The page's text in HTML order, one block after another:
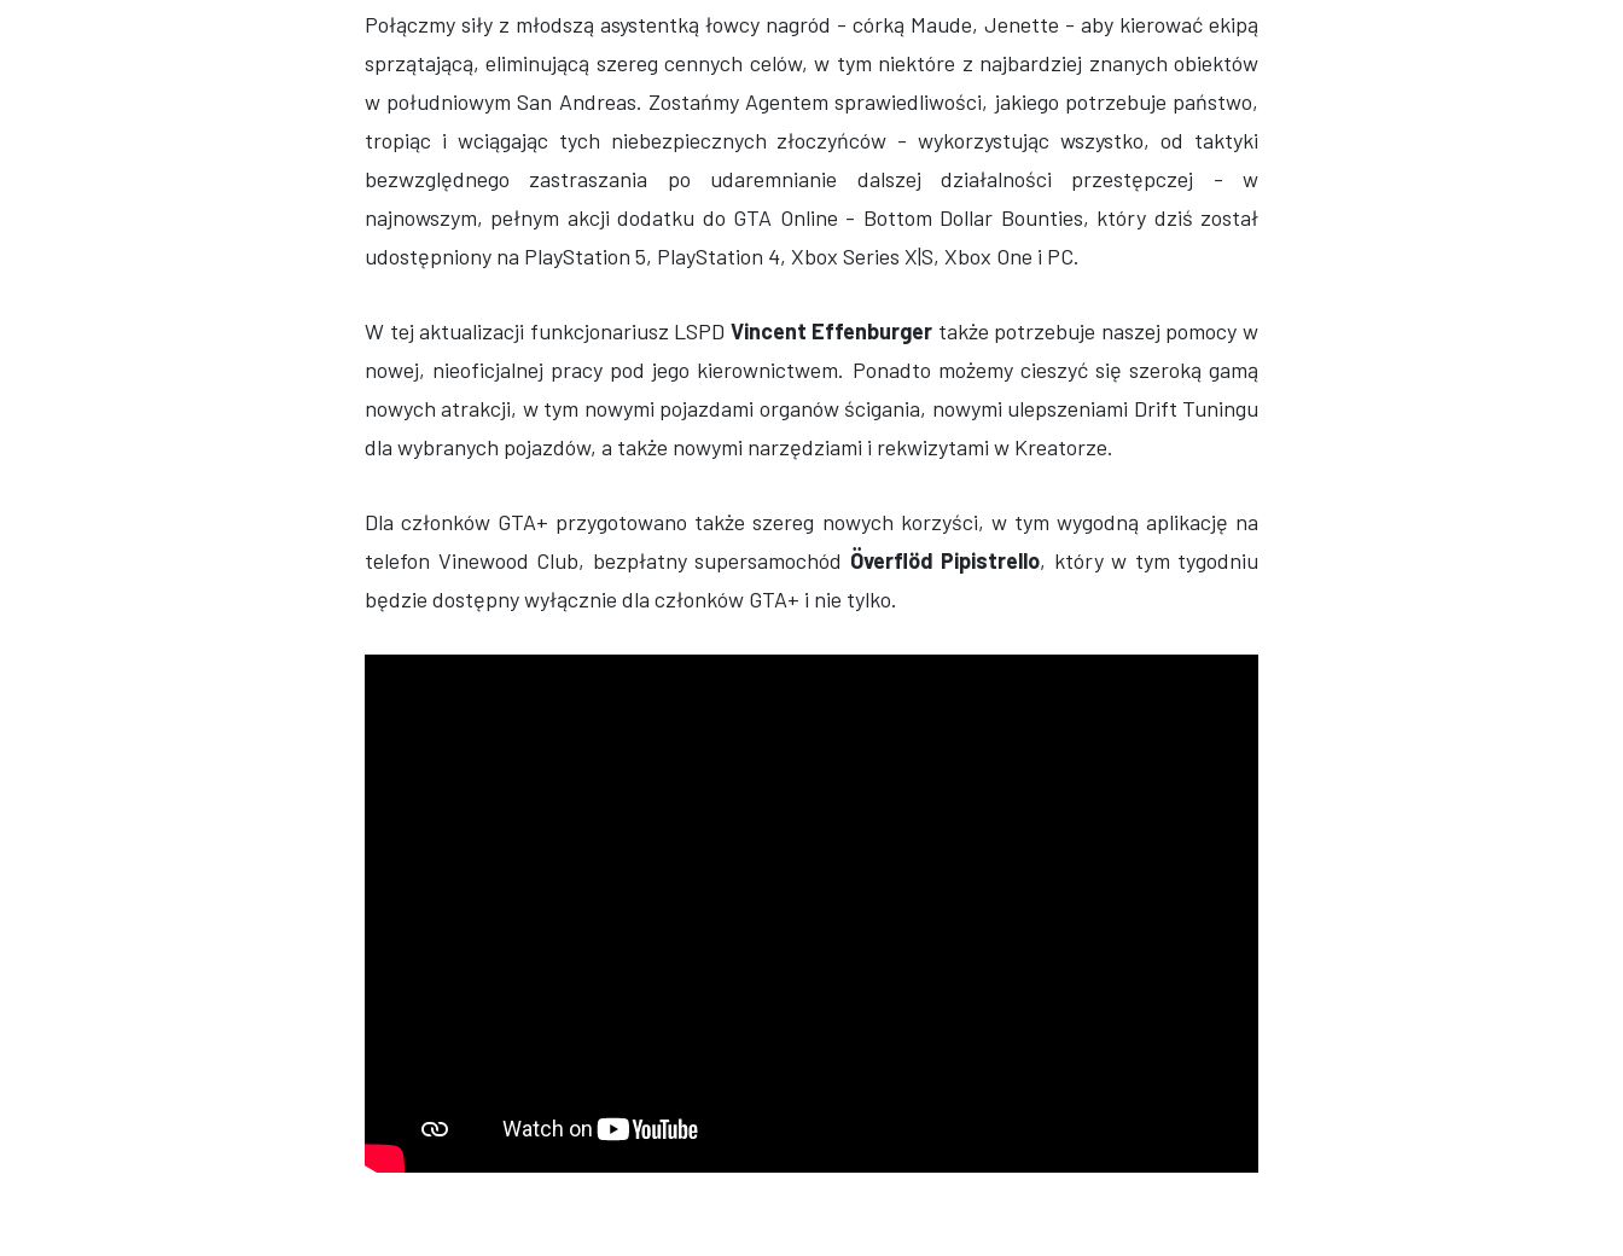
Połączmy siły z młodszą asystentką łowcy nagród - córką Maude, Jenette - aby kierować ekipą
sprzątającą, eliminującą szereg cennych celów, w tym niektóre z najbardziej znanych obiektów
w południowym San Andreas. Zostańmy Agentem sprawiedliwości, jakiego potrzebuje państwo,
tropiąc i wciągając tych niebezpiecznych złoczyńców - wykorzystując wszystko, od taktyki
bezwzględnego zastraszania po udaremnianie dalszej działalności przestępczej - w
najnowszym, pełnym akcji dodatku do GTA Online - Bottom Dollar Bounties, który dziś został
udostępniony na PlayStation 5, PlayStation 4, Xbox Series X|S, Xbox One i PC.
W tej aktualizacji funkcjonariusz LSPD Vincent Effenburger także potrzebuje naszej pomocy w
nowej, nieoficjalnej pracy pod jego kierownictwem. Ponadto możemy cieszyć się szeroką gamą
nowych atrakcji, w tym nowymi pojazdami organów ścigania, nowymi ulepszeniami Drift Tuningu
dla wybranych pojazdów, a także nowymi narzędziami i rekwizytami w Kreatorze.
Dla członków GTA+ przygotowano także szereg nowych korzyści, w tym wygodną aplikację na
telefon Vinewood Club, bezpłatny supersamochód Överflöd Pipistrello, który w tym tygodniu
będzie dostępny wyłącznie dla członków GTA+ i nie tylko.